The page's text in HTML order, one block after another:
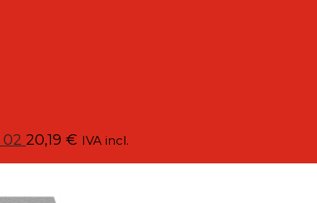
02 20,19 € IVA incl.